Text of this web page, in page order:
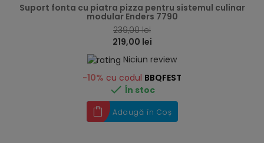
Suport fonta cu piatra pizza pentru sistemul culinar
modular Enders 7790
239,00 lei
219,00 lei
Niciun review
-10% cu codul BBQFEST
 În stoc
Adaugă în Coș